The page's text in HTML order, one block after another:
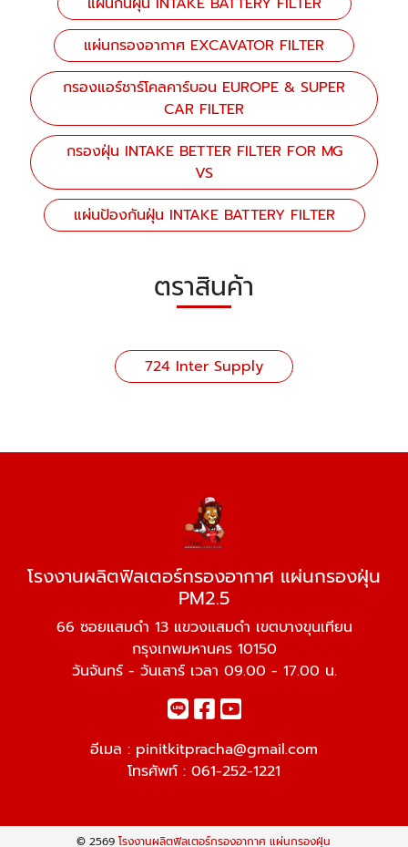
แผ่นกรองอากาศ EXCAVATOR FILTER
กรองแอร์ชาร์โคลคาร์บอน EUROPE & SUPER
CAR FILTER
กรองฝุ่น INTAKE BETTER FILTER FOR MG
VS
แผ่นป้องกันฝุ่น INTAKE BATTERY FILTER
ตราสินค้า
724 Inter Supply
โรงงานผลิตฟิลเตอร์กรองอากาศ แผ่นกรองฝุ่น
PM2.5
66 ซอยแสมดำ 13 แขวงแสมดำ เขตบางขุนเทียน
กรุงเทพมหานคร 10150
วันจันทร์ - วันเสาร์ เวลา 09.00 - 17.00 น.
อีเมล : pinitkitpracha@gmail.com
โทรศัพท์ : 061-252-1221
© 2569โรงงานผลิตฟิลเตอร์กรองอากาศ แผ่นกรองฝุ่น